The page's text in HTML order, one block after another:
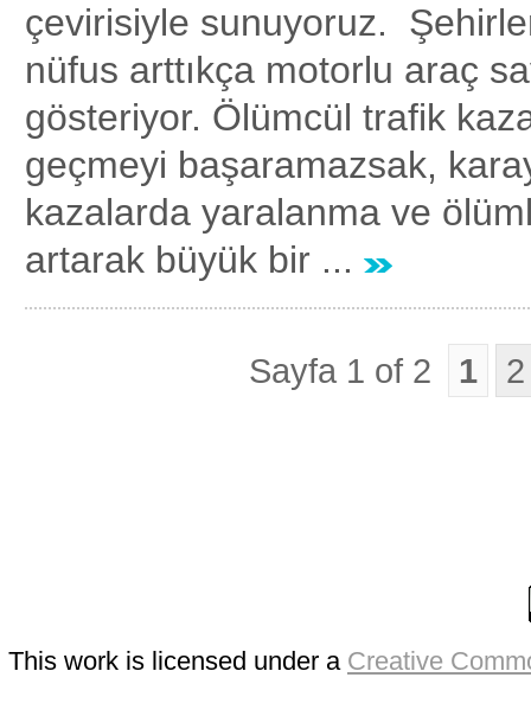
çevirisiyle sunuyoruz.
nüfus arttıkça motorlu araç
gösteriyor. Ölümcül trafik
geçmeyi başaramazsak,
kazalarda yaralanma ve
artarak büyük bir ...
Sayfa 1 of 2 1 2
This work is licensed under a Creative